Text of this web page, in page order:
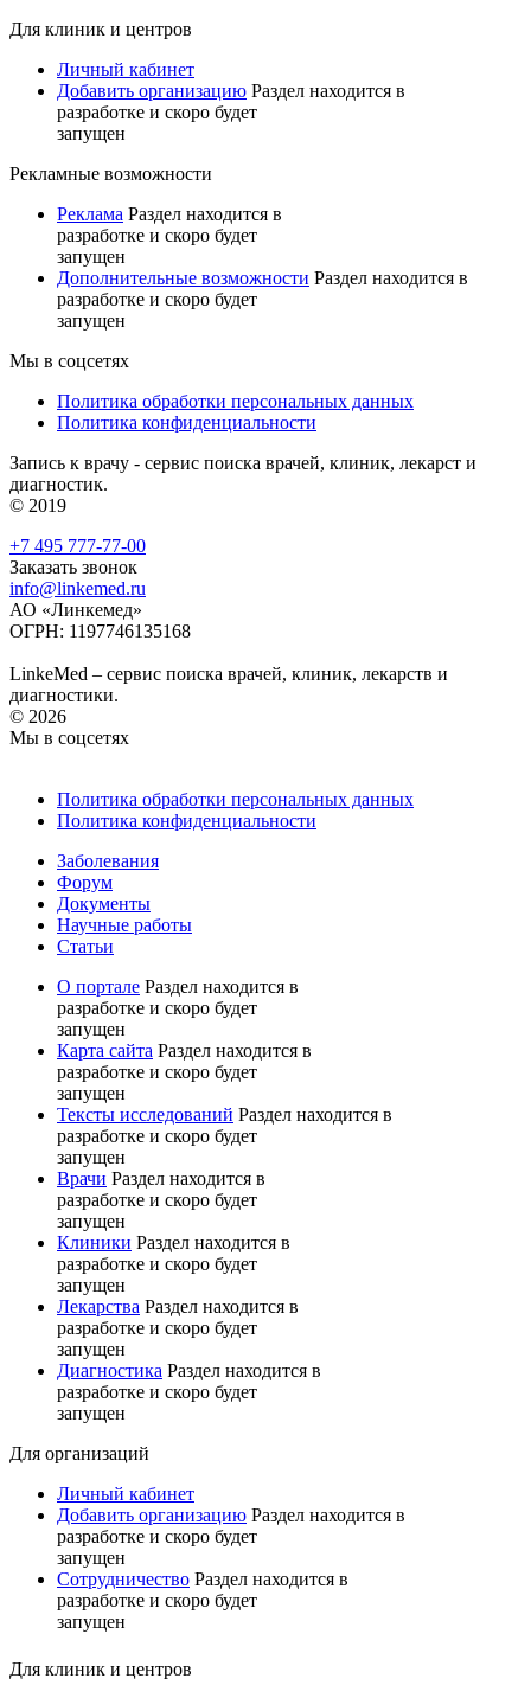
Для клиник и центров
Личный кабинет
Добавить организацию Раздел находится в
разработке и скоро будет
запущен
Рекламные возможности
Реклама Раздел находится в
разработке и скоро будет
запущен
Дополнительные возможности Раздел находится в
разработке и скоро будет
запущен
Мы в соцсетях
Политика обработки персональных данных
Политика конфиденциальности
Запись к врачу - сервис поиска врачей, клиник, лекарст и
диагностик.
© 2019
+7 495 777-77-00
Заказать звонок
info@linkemed.ru
АО «Линкемед»
ОГРН: 1197746135168
LinkeMed – сервис поиска врачей, клиник, лекарств и
диагностики.
© 2026
Мы в соцсетях
Политика обработки персональных данных
Политика конфиденциальности
Заболевания
Форум
Документы
Научные работы
Статьи
О портале Раздел находится в
разработке и скоро будет
запущен
Карта сайта Раздел находится в
разработке и скоро будет
запущен
Тексты исследований Раздел находится в
разработке и скоро будет
запущен
Врачи Раздел находится в
разработке и скоро будет
запущен
Клиники Раздел находится в
разработке и скоро будет
запущен
Лекарства Раздел находится в
разработке и скоро будет
запущен
Диагностика Раздел находится в
разработке и скоро будет
запущен
Для организаций
Личный кабинет
Добавить организацию Раздел находится в
разработке и скоро будет
запущен
Сотрудничество Раздел находится в
разработке и скоро будет
запущен
Для клиник и центров